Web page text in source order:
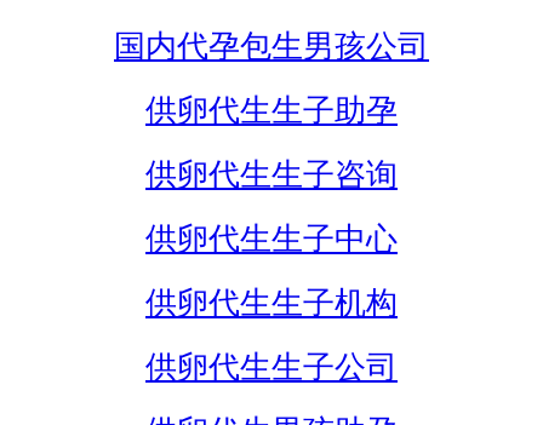
国内代孕包生男孩公司
供卵代生生子助孕
供卵代生生子咨询
供卵代生生子中心
供卵代生生子机构
供卵代生生子公司